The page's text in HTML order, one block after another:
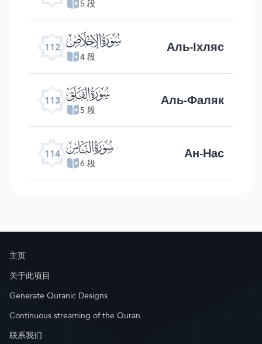
5 段
112 ﰝ
4 段 Аль-Іхляс
113 ﰞ
5 段 Аль-Фаляк
114 ﰟ
6 段 Ан-Нас
主页
关于此项目
Generate Quranic Designs
Continuous streaming of the Quran
联系我们